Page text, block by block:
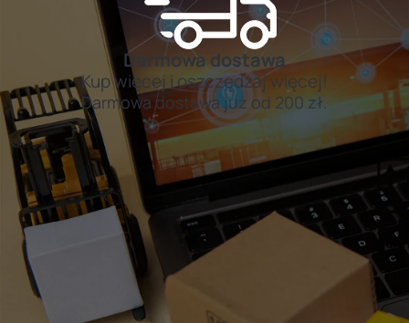
Darmowa dostawa
Kup więcej i oszczędzaj więcej!
Darmowa dostawa już od 200 zł.